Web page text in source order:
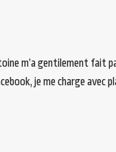
m’a gentilement fait
je me charge avec